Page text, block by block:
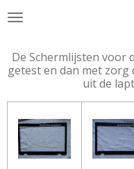
Ga
de
hoofdinhoud
De Schermlijsten voor
getest en dan met
uit de